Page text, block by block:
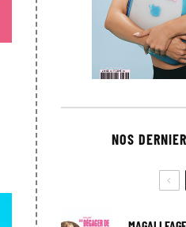
NOS